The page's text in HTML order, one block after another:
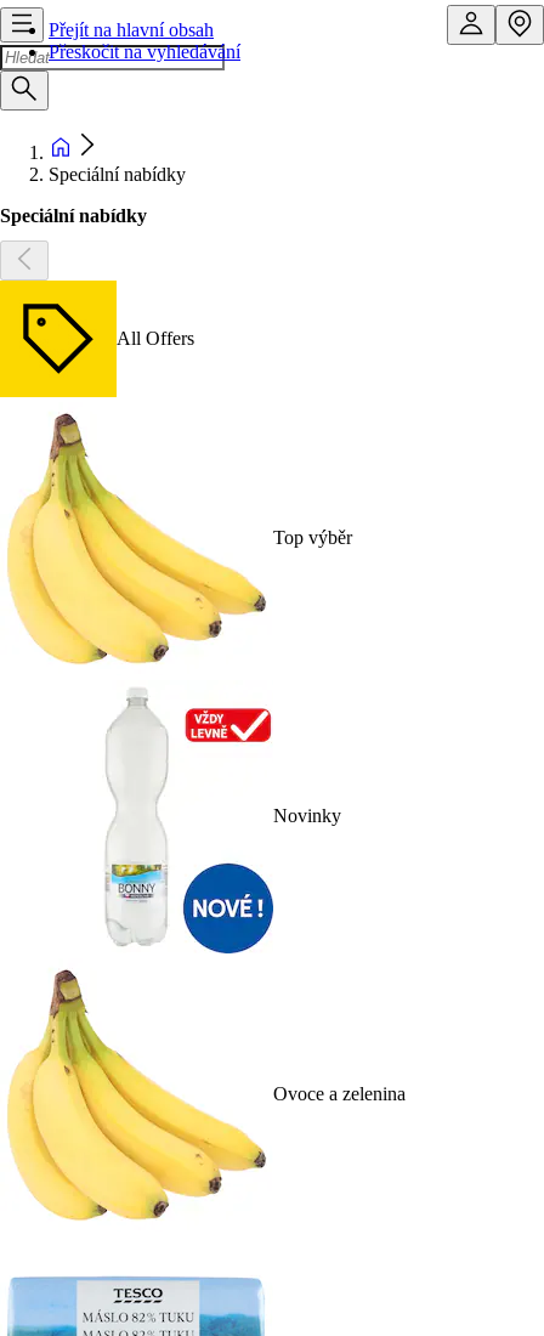
Přejít na hlavní obsah
Přeskočit na vyhledávání
Speciální nabídky
Speciální nabídky
All Offers
Top výběr
Novinky
Ovoce a zelenina